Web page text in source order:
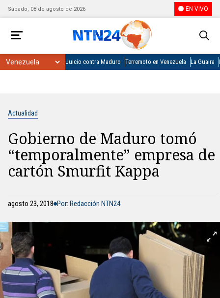
Sábado, 08 de agosto de 2026 EN VIVO
Juicio contra Maduro Terremoto en Venezuela La Guaira
Actualidad
Gobierno de Maduro tomó
“temporalmente” empresa de
cartón Smurfit Kappa
agosto 23, 2018 Por: Redacción NTN24